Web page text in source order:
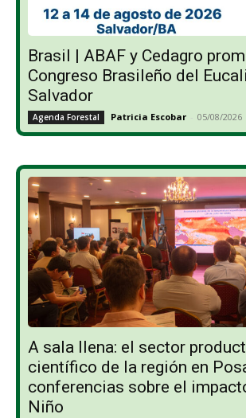
Brasil | ABAF y Cedagro
Congreso Brasileño del
Salvador
Agenda Forestal Patricia Escobar - 05/08/2026
A sala llena: el sector
científico de la región en
conferencias sobre el
Niño